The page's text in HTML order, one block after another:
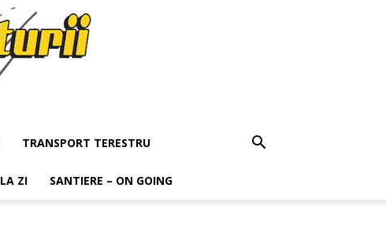
TRANSPORT TERESTRU
LA ZI SANTIERE – ON GOING